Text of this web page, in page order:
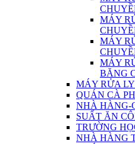
MÁY
MÁY
MÁY
BĂNG
MÁY RỬA
QUÁN CÀ
NHÀ HÀNG-
SUẤT ĂN
TRƯỜNG
NHÀ HÀNG